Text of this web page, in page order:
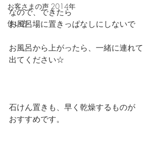
お客さまの声 2014年
使い方
なので、できたら
お風呂場に置きっぱなしにしないで
お風呂から上がったら、一緒に連れて
出てください☆
石けん置きも、早く乾燥するものが
おすすめです。